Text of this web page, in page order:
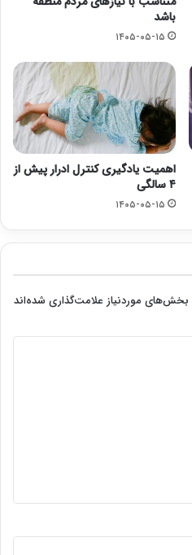
باشد
۱۴۰۵-۰۵-۱۵
اهمیت یادگیری کنترل ادرار پیش از
۴ سالگی
۱۴۰۵-۰۵-۱۵
بخش‌های موردنیاز علامت‌گذاری شده‌اند